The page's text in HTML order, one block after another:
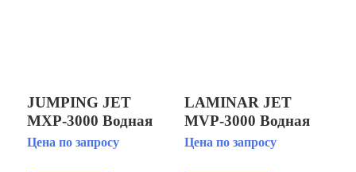
JUMPING JET
MXP-3000 Водная
пушка
Цена по запросу
LAMINAR JET
MVP-3000 Водная
пушка
Цена по запросу